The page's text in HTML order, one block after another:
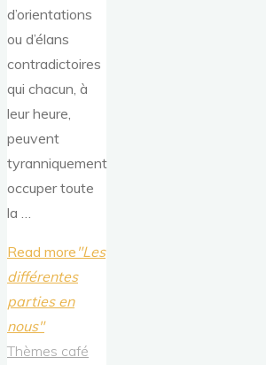
d’orientations
ou d’élans
contradictoires
qui chacun, à
leur heure,
peuvent
tyranniquement
occuper toute
la …
Read more "Les
différentes
parties en
nous"
Thèmes café